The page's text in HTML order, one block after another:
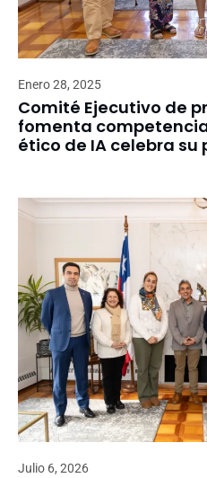
Enero 28, 2025
Comité Ejecutivo de
fomenta
ético de IA celebra su
Julio 6, 2026